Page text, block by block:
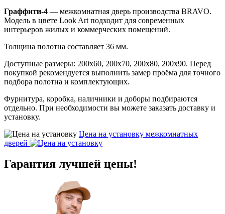
Граффити-4 — межкомнатная дверь производства BRAVO.
Модель в цвете Look Art подходит для современных
интерьеров жилых и коммерческих помещений.
Толщина полотна составляет 36 мм.
Доступные размеры: 200х60, 200х70, 200х80, 200х90. Перед
покупкой рекомендуется выполнить замер проёма для точного
подбора полотна и комплектующих.
Фурнитура, коробка, наличники и доборы подбираются
отдельно. При необходимости вы можете заказать доставку и
установку.
Цена на установку межкомнатных
дверей
Гарантия лучшей цены!